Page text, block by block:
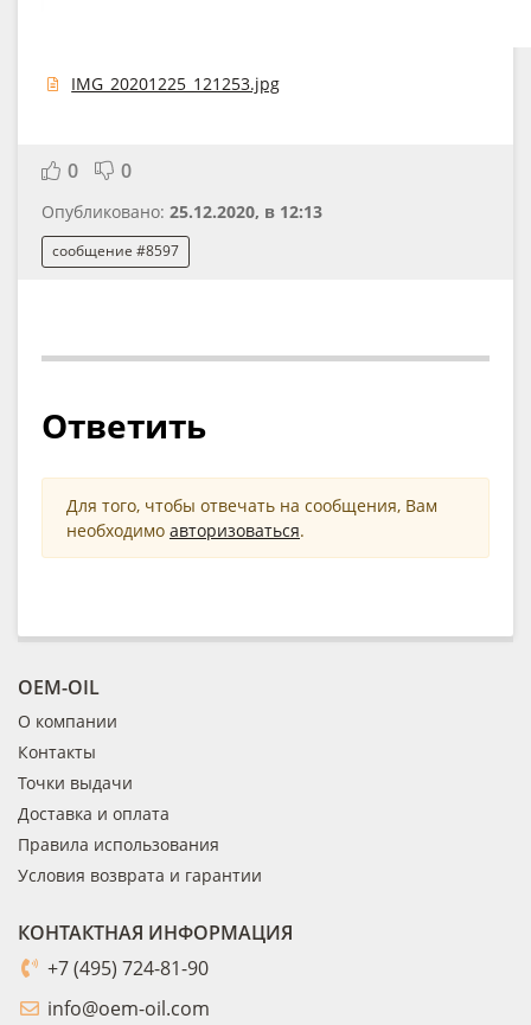
IMG_20201225_121253.jpg
0 0
Опубликовано: 25.12.2020, в 12:13
сообщение #8597
Ответить
Для того, чтобы отвечать на сообщения, Вам
необходимо авторизоваться.
OEM-OIL
О компании
Контакты
Точки выдачи
Доставка и оплата
Правила использования
Условия возврата и гарантии
КОНТАКТНАЯ ИНФОРМАЦИЯ
+7 (495) 724-81-90
info@oem-oil.com